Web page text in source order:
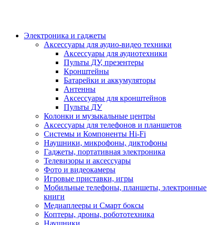
Электроника и гаджеты
Аксессуары для аудио-видео техники
Аксессуары для аудиотехники
Пульты ДУ, презентеры
Кронштейны
Батарейки и аккумуляторы
Антенны
Аксессуары для кронштейнов
Пульты ДУ
Колонки и музыкальные центры
Аксессуары для телефонов и планшетов
Системы и Компоненты Hi-Fi
Наушники, микрофоны, диктофоны
Гаджеты, портативная электроника
Телевизоры и аксессуары
Фото и видеокамеры
Игровые приставки, игры
Мобильные телефоны, планшеты, электронные
книги
Медиаплееры и Смарт боксы
Коптеры, дроны, робототехника
Наушники